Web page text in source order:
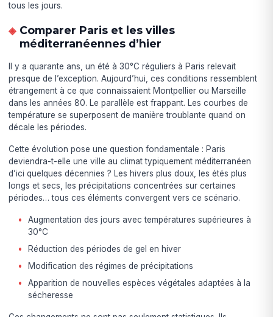
tous les jours.
Comparer Paris et les villes
méditerranéennes d’hier
Il y a quarante ans, un été à 30°C réguliers à Paris relevait
presque de l’exception. Aujourd’hui, ces conditions ressemblent
étrangement à ce que connaissaient Montpellier ou Marseille
dans les années 80. Le parallèle est frappant. Les courbes de
température se superposent de manière troublante quand on
décale les périodes.
Cette évolution pose une question fondamentale : Paris
deviendra-t-elle une ville au climat typiquement méditerranéen
d’ici quelques décennies ? Les hivers plus doux, les étés plus
longs et secs, les précipitations concentrées sur certaines
périodes… tous ces éléments convergent vers ce scénario.
Augmentation des jours avec températures supérieures à
30°C
Réduction des périodes de gel en hiver
Modification des régimes de précipitations
Apparition de nouvelles espèces végétales adaptées à la
sécheresse